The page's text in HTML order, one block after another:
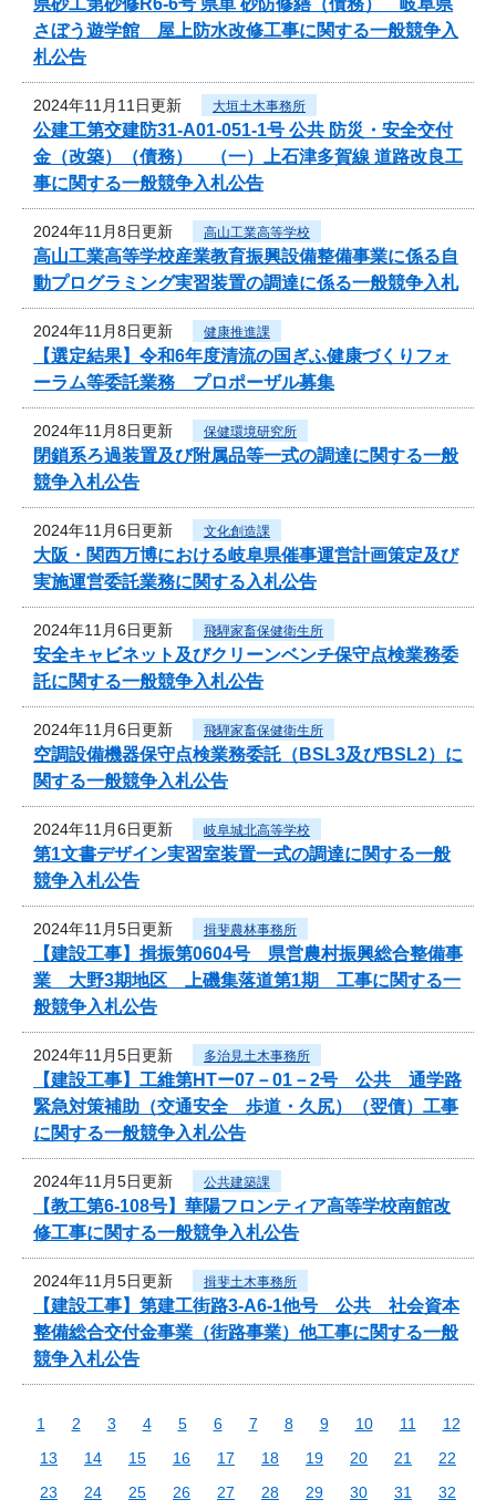
さぼう遊学館 屋上防水改修工事に関する一般競争入
札公告
2024年11月11日更新 大垣土木事務所
公建工第交建防31-A01-051-1号 公共 防災・安全交付
金（改築）（債務） （一）上石津多賀線 道路改良工
事に関する一般競争入札公告
2024年11月8日更新 高山工業高等学校
高山工業高等学校産業教育振興設備整備事業に係る自
動プログラミング実習装置の調達に係る一般競争入札
2024年11月8日更新 健康推進課
【選定結果】令和6年度清流の国ぎふ健康づくりフォ
ーラム等委託業務 プロポーザル募集
2024年11月8日更新 保健環境研究所
閉鎖系ろ過装置及び附属品等一式の調達に関する一般
競争入札公告
2024年11月6日更新 文化創造課
大阪・関西万博における岐阜県催事運営計画策定及び
実施運営委託業務に関する入札公告
2024年11月6日更新 飛騨家畜保健衛生所
安全キャビネット及びクリーンベンチ保守点検業務委
託に関する一般競争入札公告
2024年11月6日更新 飛騨家畜保健衛生所
空調設備機器保守点検業務委託（BSL3及びBSL2）に
関する一般競争入札公告
2024年11月6日更新 岐阜城北高等学校
第1文書デザイン実習室装置一式の調達に関する一般
競争入札公告
2024年11月5日更新 揖斐農林事務所
【建設工事】揖振第0604号 県営農村振興総合整備事
業 大野3期地区 上磯集落道第1期 工事に関する一
般競争入札公告
2024年11月5日更新 多治見土木事務所
【建設工事】工維第HTー07－01－2号 公共 通学路
緊急対策補助（交通安全 歩道・久尻）（翌債）工事
に関する一般競争入札公告
2024年11月5日更新 公共建築課
【教工第6-108号】華陽フロンティア高等学校南館改
修工事に関する一般競争入札公告
2024年11月5日更新 揖斐土木事務所
【建設工事】第建工街路3-A6-1他号 公共 社会資本
整備総合交付金事業（街路事業）他工事に関する一般
競争入札公告
1 2 3 4 5 6 7 8 9 10 11
12
13
14 15 16 17 18 19 20 21
22
23
24 25 26 27 28 29 30 31
32